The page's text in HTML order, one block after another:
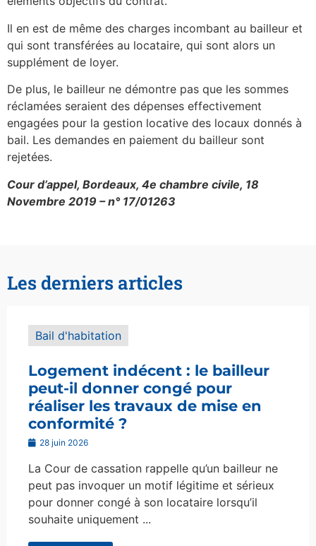
Il en est de même des charges incombant au bailleur et
qui sont transférées au locataire, qui sont alors un
supplément de loyer.
De plus, le bailleur ne démontre pas que les sommes
réclamées seraient des dépenses effectivement
engagées pour la gestion locative des locaux donnés à
bail. Les demandes en paiement du bailleur sont
rejetées.
Cour d’appel, Bordeaux, 4e chambre civile, 18
Novembre 2019 – n° 17/01263
Les derniers articles
Bail d'habitation
Logement indécent : le bailleur
peut-il donner congé pour
réaliser les travaux de mise en
conformité ?
28 juin 2026
La Cour de cassation rappelle qu’un bailleur ne
peut pas invoquer un motif légitime et sérieux
pour donner congé à son locataire lorsqu’il
souhaite uniquement ...